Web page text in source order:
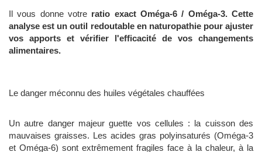
Il vous donne votre ratio exact Oméga-6 / Oméga-3. Cette
analyse est un outil redoutable en naturopathie pour ajuster
vos apports et vérifier l'efficacité de vos changements
alimentaires.
Le danger méconnu des huiles végétales chauffées
Un autre danger majeur guette vos cellules : la cuisson des
mauvaises graisses. Les acides gras polyinsaturés (Oméga-3
et Oméga-6) sont extrêmement fragiles face à la chaleur, à la